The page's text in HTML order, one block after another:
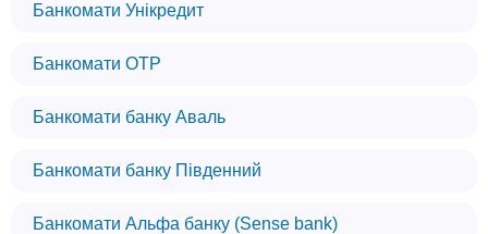
Банкомати Унікредит
Банкомати OTP
Банкомати банку Аваль
Банкомати банку Південний
Банкомати Альфа банку (Sense bank)